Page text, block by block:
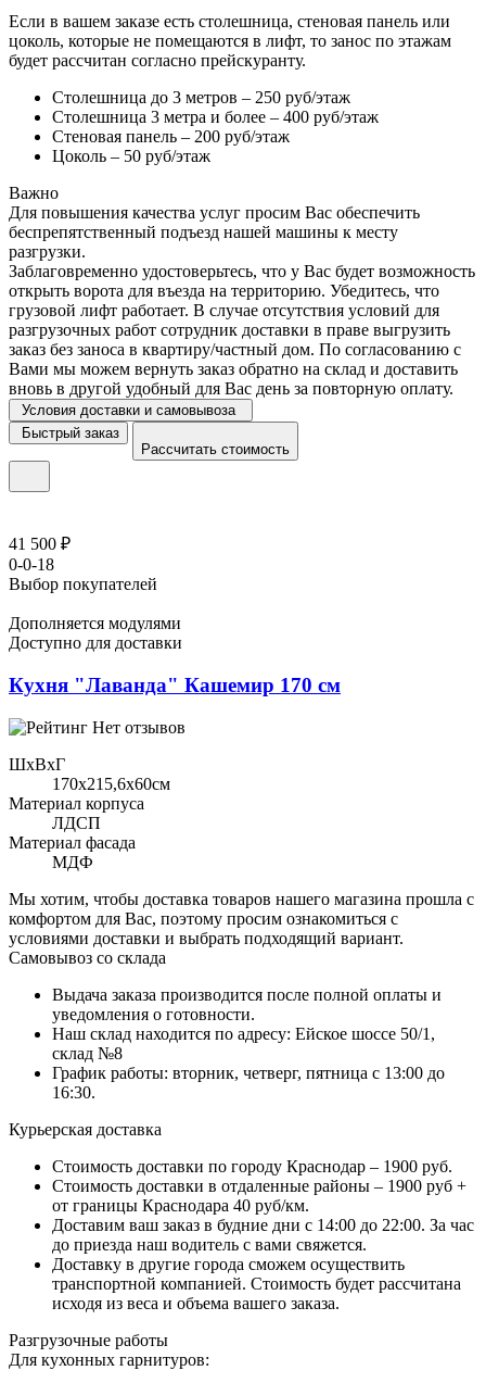
Если в вашем заказе есть столешница, стеновая панель или
цоколь, которые не помещаются в лифт, то занос по этажам
будет рассчитан согласно прейскуранту.
Столешница до 3 метров – 250 руб/этаж
Столешница 3 метра и более – 400 руб/этаж
Стеновая панель – 200 руб/этаж
Цоколь – 50 руб/этаж
Важно
Для повышения качества услуг просим Вас обеспечить
беспрепятственный подъезд нашей машины к месту
разгрузки.
Заблаговременно удостоверьтесь, что у Вас будет возможность
открыть ворота для въезда на территорию. Убедитесь, что
грузовой лифт работает. В случае отсутствия условий для
разгрузочных работ сотрудник доставки в праве выгрузить
заказ без заноса в квартиру/частный дом. По согласованию с
Вами мы можем вернуть заказ обратно на склад и доставить
вновь в другой удобный для Вас день за повторную оплату.
Условия доставки и самовывоза
Быстрый заказ
Рассчитать стоимость
41 500 ₽
0-0-18
Выбор покупателей
Дополняется модулями
Доступно для доставки
Кухня "Лаванда" Кашемир 170 см
Нет отзывов
ШхВхГ
170x215,6х60см
Материал корпуса
ЛДСП
Материал фасада
МДФ
Мы хотим, чтобы доставка товаров нашего магазина прошла с
комфортом для Вас, поэтому просим ознакомиться с
условиями доставки и выбрать подходящий вариант.
Самовывоз со склада
Выдача заказа производится после полной оплаты и
уведомления о готовности.
Наш склад находится по адресу: Ейское шоссе 50/1,
склад №8
График работы: вторник, четверг, пятница с 13:00 до
16:30.
Курьерская доставка
Стоимость доставки по городу Краснодар – 1900 руб.
Стоимость доставки в отдаленные районы – 1900 руб +
от границы Краснодара 40 руб/км.
Доставим ваш заказ в будние дни с 14:00 до 22:00. За час
до приезда наш водитель с вами свяжется.
Доставку в другие города сможем осуществить
транспортной компанией. Стоимость будет рассчитана
исходя из веса и объема вашего заказа.
Разгрузочные работы
Для кухонных гарнитуров: